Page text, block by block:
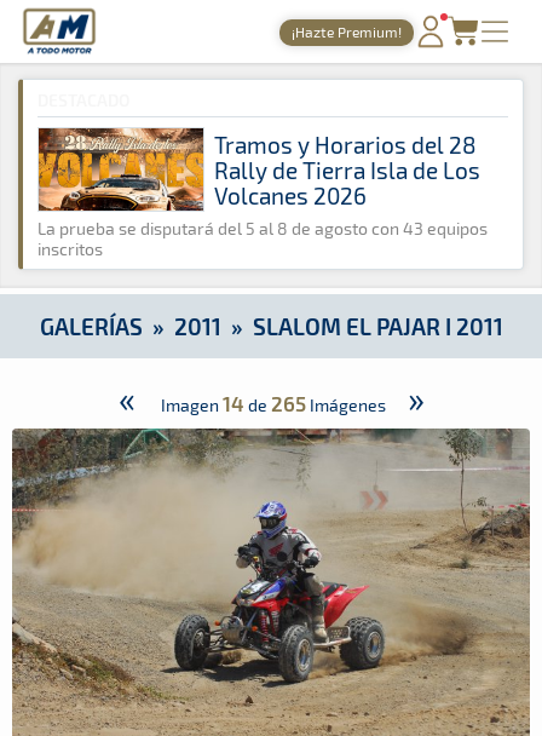
A Todo Motor · Revista del motor desde 1999
¡Hazte Premium!
PORTADA
TIEMPOS ONLINE
NOTICIAS
AGENDA
GALERÍAS
TIENDA
A Todo Motor » Galerías » 2011 » Slalom El Pajar I 2011
Tramos y Horarios del 28
Rally de Tierra Isla de Los
Volcanes 2026
La prueba se disputará del 5 al 8 de agosto con 43 equipos
inscritos
GALERÍAS » 2011 » SLALOM EL PAJAR I 2011
« Imagen 14 de 265Imágenes »